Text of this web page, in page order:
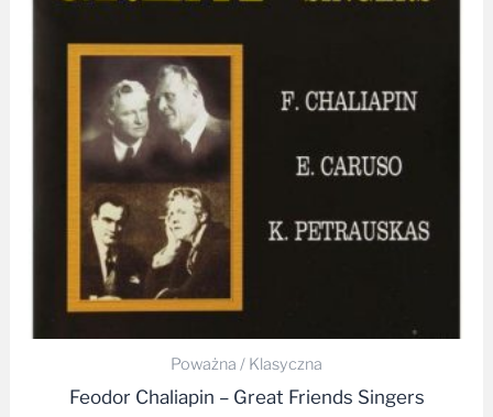
Poważna / Klasyczna
Feodor Chaliapin – Great Friends Singers